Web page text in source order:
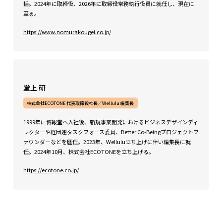
括。2024年に取締役、2026年に取締役常務執行役員に就任し、現在に
至る。
https://www.nomurakougei.co.jp/
堂上 研
株式会社ECOTONE 代表取締役社長／Wellulu 編集長
1999年に博報堂へ入社後、新規事業開発におけるビジネスデザインディ
レクターや経団連タスクフォース委員、Better Co-Beingプロジェクトフ
ァウンダーなどを歴任。2023年、Wellulu立ち上げに伴い編集長に就
任。2024年10月、株式会社ECOTONEを立ち上げる。
https://ecotone.co.jp/